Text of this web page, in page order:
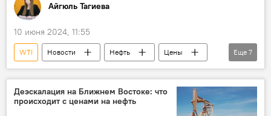
Айгюль Тагиева
10 июня 2024, 11:55
WTI Новости Нефть
Цены
Динамика
Фьючерсы
Brent
Запасы нефти
Экономика
Еще 7
Деэскалация на Ближнем Востоке: что
происходит с ценами на нефть